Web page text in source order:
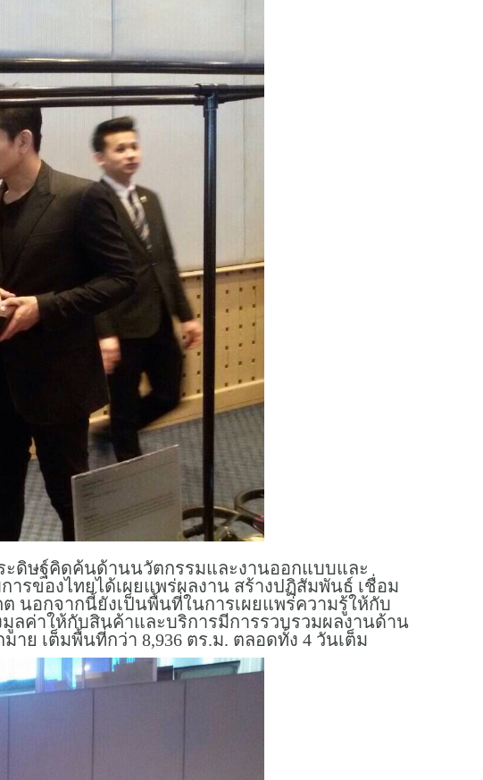
ระดิษฐ์คิดค้นด้านนวัตกรรมและงานออกแบบและ
รของไทยได้เผยแพร่ผลงาน สร้างปฏิสัมพันธ์ เชื่อม
นอกจากนี้ยังเป็นพื้นที่ในการเผยแพร่ความรู้ให้กับ
ลค่าให้กับสินค้าและบริการมีการรวบรวมผลงานด้าน
ย เต็มพื้นที่กว่า 8,936 ตร.ม. ตลอดทั้ง 4 วันเต็ม